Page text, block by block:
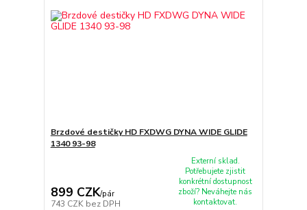
Brzdové destičky HD FXDWG DYNA WIDE GLIDE
1340 93-98
899 CZK/pár
743 CZK bez DPH
Externí sklad.
Potřebujete zjistit
konkrétní dostupnost
zboží? Neváhejte nás
kontaktovat.